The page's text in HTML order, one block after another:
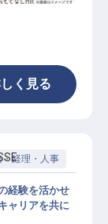
く見る
・経理・人事
経験を活かせ
ャリアを共に